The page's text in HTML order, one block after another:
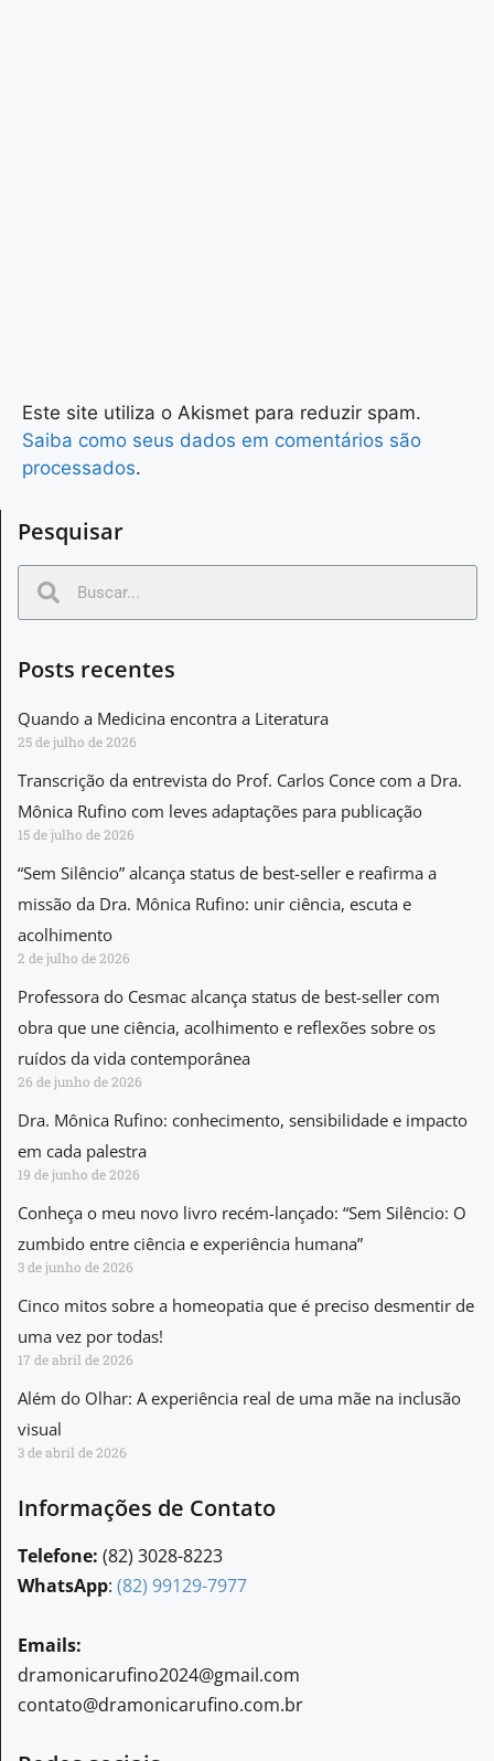
Este site utiliza o Akismet para reduzir spam.
Saiba como seus dados em comentários são
processados.
Pesquisar
Posts recentes
Quando a Medicina encontra a Literatura
25 de julho de 2026
Transcrição da entrevista do Prof. Carlos Conce com a Dra.
Mônica Rufino com leves adaptações para publicação
15 de julho de 2026
“Sem Silêncio” alcança status de best-seller e reafirma a
missão da Dra. Mônica Rufino: unir ciência, escuta e
acolhimento
2 de julho de 2026
Professora do Cesmac alcança status de best-seller com
obra que une ciência, acolhimento e reflexões sobre os
ruídos da vida contemporânea
26 de junho de 2026
Dra. Mônica Rufino: conhecimento, sensibilidade e impacto
em cada palestra
19 de junho de 2026
Conheça o meu novo livro recém-lançado: “Sem Silêncio: O
zumbido entre ciência e experiência humana”
3 de junho de 2026
Cinco mitos sobre a homeopatia que é preciso desmentir de
uma vez por todas!
17 de abril de 2026
Além do Olhar: A experiência real de uma mãe na inclusão
visual
3 de abril de 2026
Informações de Contato
Telefone: (82) 3028-8223
WhatsApp: (82) 99129-7977
Emails:
dramonicarufino2024@gmail.com
contato@dramonicarufino.com.br